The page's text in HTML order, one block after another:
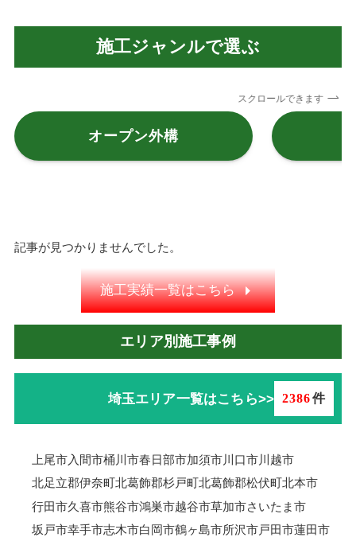
施工ジャンルで選ぶ
スクロールできます
オープン外構
記事が見つかりませんでした。
施工実績一覧はこちら
エリア別施工事例
埼玉エリア一覧はこちら>> 2386件
上尾市入間市桶川市春日部市加須市川口市川越市
北足立郡伊奈町北葛飾郡杉戸町北葛飾郡松伏町北本市
行田市久喜市熊谷市鴻巣市越谷市草加市さいたま市
坂戸市幸手市志木市白岡市鶴ヶ島市所沢市戸田市蓮田市